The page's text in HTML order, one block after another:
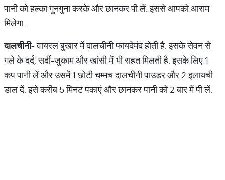
पानी को हल्का गुनगुना करके और छानकर पी लें. इससे आपको आराम
मिलेगा.
दालचीनी-वायरल बुखार में दालचीनी फायदेमंद होती है. इसके सेवन से
गले के दर्द, सर्दी-जुकाम और खांसी में भी राहत मिलती है. इसके लिए 1
कप पानी लें और उसमें 1 छोटी चम्मच दालचीनी पाउडर और 2 इलायची
डाल दें. इसे करीब 5 मिनट पकाएं और छानकर पानी को 2 बार में पी लें.